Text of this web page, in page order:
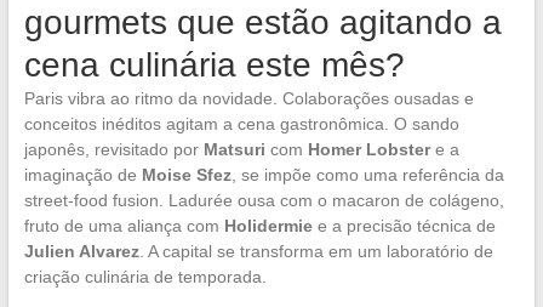
gourmets que estão agitando a
cena culinária este mês?
Paris vibra ao ritmo da novidade. Colaborações ousadas e
conceitos inéditos agitam a cena gastronômica. O sando
japonês, revisitado por Matsuri com Homer Lobstere a
imaginação de Moise Sfez, se impõe como uma referência da
street-food fusion. Ladurée ousa com o macaron de colágeno,
fruto de uma aliança com Holidermiee a precisão técnica de
Julien Alvarez. A capital se transforma em um laboratório de
criação culinária de temporada.